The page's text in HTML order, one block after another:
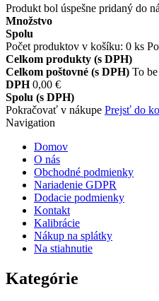
Produkt bol úspešne pridaný do
Množstvo
Spolu
Počet produktov v košíku: 0 ks
Celkom produkty (s DPH)
Celkom poštovné (s DPH) To
DPH 0,00 €
Spolu (s DPH)
Pokračovať v nákupe Prejsť do
Navigation
Domov
O nás
Obchodné podmienky
Nariadenie GDPR
Dodacie podmienky
Kontakt
Kalibrácie
Nákup na splátky
Na stiahnutie
Kategórie